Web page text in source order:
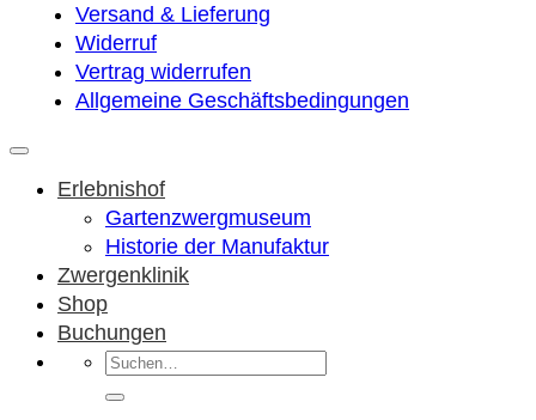
Versand & Lieferung
Widerruf
Vertrag widerrufen
Allgemeine Geschäftsbedingungen
Erlebnishof
Gartenzwergmuseum
Historie der Manufaktur
Zwergenklinik
Shop
Buchungen
Suchen
nach: